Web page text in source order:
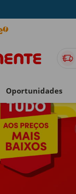
Oportunidades